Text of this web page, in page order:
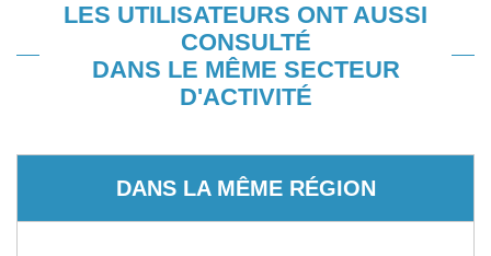
LES UTILISATEURS ONT AUSSI
CONSULTÉ
DANS LE MÊME SECTEUR
D'ACTIVITÉ
DANS LA MÊME RÉGION